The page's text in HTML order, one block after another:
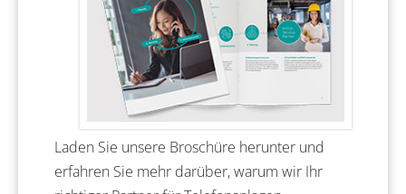
Laden Sie unsere Broschüre herunter und
erfahren Sie mehr darüber, warum wir Ihr